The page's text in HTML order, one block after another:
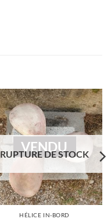
VENDU
RUPTURE DE STOCK
HÉLICE IN-BORD